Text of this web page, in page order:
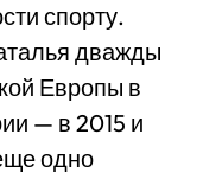
спорту.
дважды
Европы в
— в 2015 и
одно